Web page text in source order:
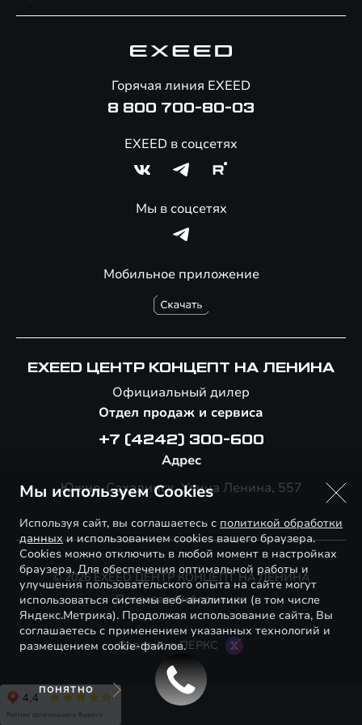
Помощь на дорогах
Мобильное приложение
Горячая линия EXEED
8 800 700-80-03
EXEED в соцсетях
Мы в соцсетях
EXEED ЦЕНТР КОНЦЕПТ НА ЛЕНИНА
Официальный дилер
Отдел продаж и сервиса
+7 (4242) 300-600
Адрес
Южно-Сахалинск, Улица Ленина, 557
© 2026 EXEED ЦЕНТР КОНЦЕПТ НА ЛЕНИНА
Правовая информация
Сделано в ПЕРКС
Мы используем Cookies
Используя сайт, вы соглашаетесь с политикой обработки
данныхи использованием cookies вашего браузера.
Cookies можно отключить в любой момент в настройках
браузера. Для обеспечения оптимальной работы и
улучшения пользовательского опыта на сайте могут
использоваться системы веб-аналитики (в том числе
Яндекс.Метрика). Продолжая использование сайта, Вы
соглашаетесь с применением указанных технологий и
размещением cookie-файлов.
ПОНЯТНО